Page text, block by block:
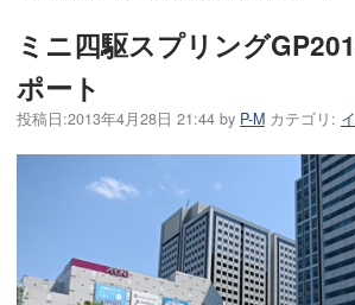
ミニ四駆スプリング
ポート
投稿日:2013年4月28日 21:44 by P-M カテゴリ: